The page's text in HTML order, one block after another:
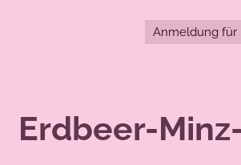
Anmeldung für
Erdbeer-